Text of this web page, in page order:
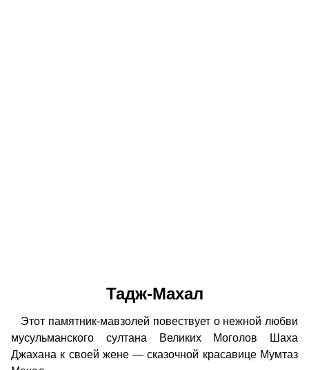
Тадж-Махал
Этот памятник-мавзолей повествует о нежной любви
мусульманского султана Великих Моголов Шаха
Джахана к своей жене — сказочной красавице Мумтаз